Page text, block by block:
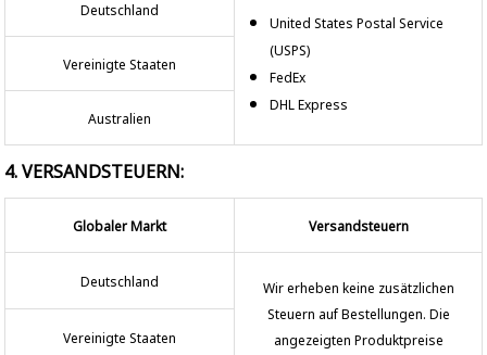
Deutschland
United States Postal Service
(USPS)
FedEx
DHL Express
Vereinigte Staaten
Australien
4. VERSANDSTEUERN:
Globaler Markt Versandsteuern
Deutschland
Wir erheben keine zusätzlichen
Steuern auf Bestellungen. Die
angezeigten Produktpreise
Vereinigte Staaten